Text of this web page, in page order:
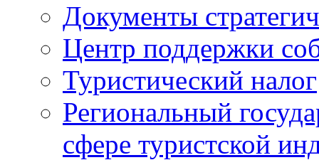
Документы
Центр поддержки
Туристический налог
Региональный
сфере туристской